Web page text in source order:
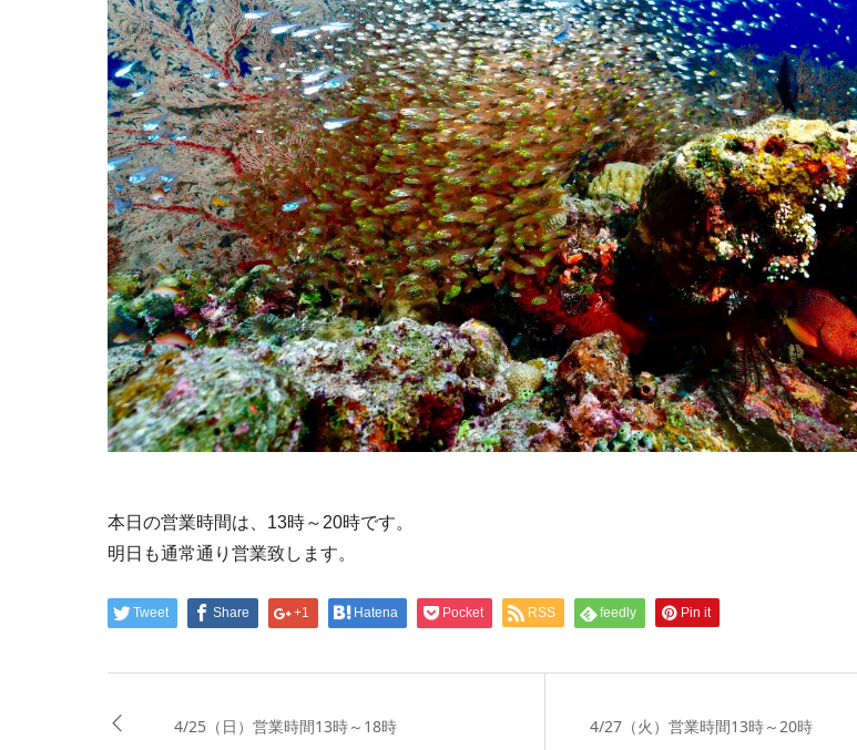
本日の営業時間は、13時～20時です。
明日も通常通り営業致します。
Tweet Share +1 Hatena Pocket RSS feedly Pin it
4/25（日）営業時間13時～18時 4/27（火）営業時間13時～20時